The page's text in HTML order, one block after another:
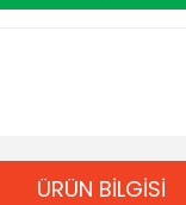
ÜRÜN BİLGİSİ